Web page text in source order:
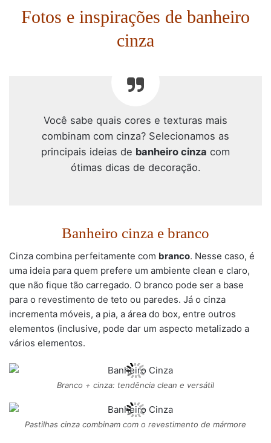
Fotos e inspirações de banheiro
cinza
Você sabe quais cores e texturas mais
combinam com cinza? Selecionamos as
principais ideias de banheiro cinza com
ótimas dicas de decoração.
Banheiro cinza e branco
Cinza combina perfeitamente com branco. Nesse caso, é
uma ideia para quem prefere um ambiente clean e claro,
que não fique tão carregado. O branco pode ser a base
para o revestimento de teto ou paredes. Já o cinza
incrementa móveis, a pia, a área do box, entre outros
elementos (inclusive, pode dar um aspecto metalizado a
vários elementos.
Branco + cinza: tendência clean e versátil
Pastilhas cinza combinam com o revestimento de mármore